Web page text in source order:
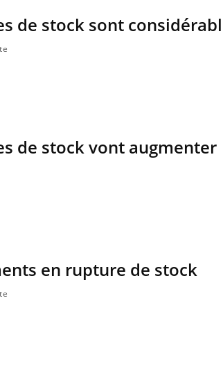
de stock sont
de stock vont augmenter
en rupture de stock